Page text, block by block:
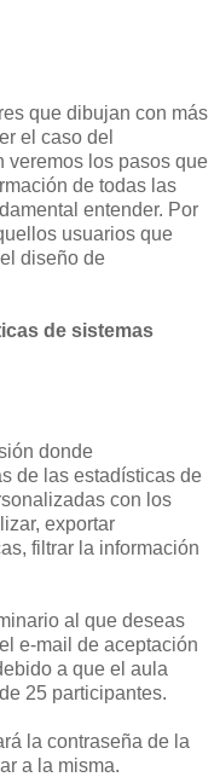
que dibujan con más
el caso del
veremos los pasos que
de todas las
entender. Por
usuarios que
diseño de
de sistemas
donde
de las estadísticas de
con los
exportar
filtrar la información
al que deseas
e-mail de aceptación
a que el aula
25 participantes.
la contraseña de la
a la misma.